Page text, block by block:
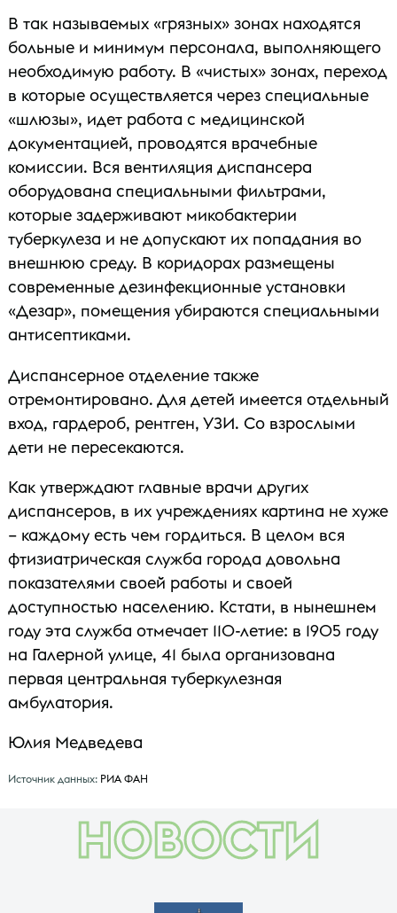
В так называемых «грязных» зонах находятся
больные и минимум персонала, выполняющего
необходимую работу. В «чистых» зонах, переход
в которые осуществляется через специальные
«шлюзы», идет работа с медицинской
документацией, проводятся врачебные
комиссии. Вся вентиляция диспансера
оборудована специальными фильтрами,
которые задерживают микобактерии
туберкулеза и не допускают их попадания во
внешнюю среду. В коридорах размещены
современные дезинфекционные установки
«Дезар», помещения убираются специальными
антисептиками.
Диспансерное отделение также
отремонтировано. Для детей имеется отдельный
вход, гардероб, рентген, УЗИ. Со взрослыми
дети не пересекаются.
Как утверждают главные врачи других
диспансеров, в их учреждениях картина не хуже
– каждому есть чем гордиться. В целом вся
фтизиатрическая служба города довольна
показателями своей работы и своей
доступностью населению. Кстати, в нынешнем
году эта служба отмечает 110-летие: в 1905 году
на Галерной улице, 41 была организована
первая центральная туберкулезная
амбулатория.
Юлия Медведева
Источник данных: РИА ФАН
НОВОСТИ